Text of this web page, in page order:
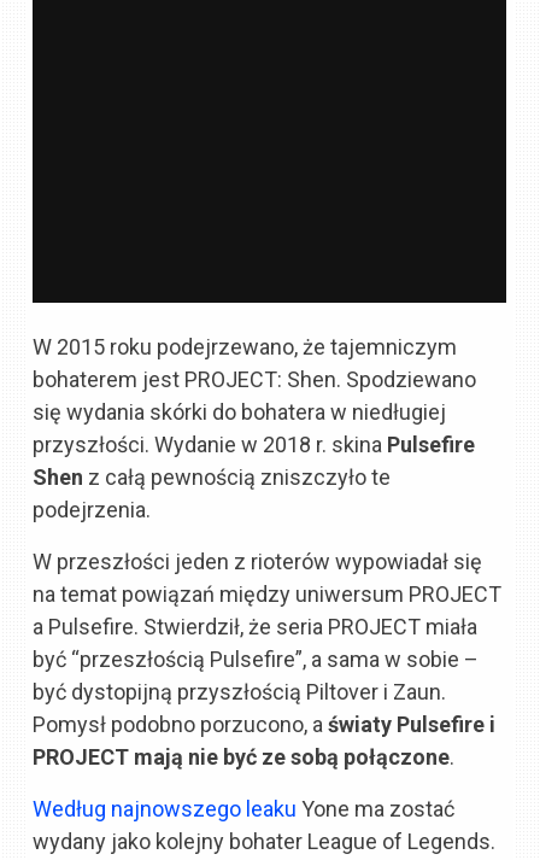
W 2015 roku podejrzewano, że tajemniczym
bohaterem jest PROJECT: Shen. Spodziewano
się wydania skórki do bohatera w niedługiej
przyszłości. Wydanie w 2018 r. skina Pulsefire
Shen z całą pewnością zniszczyło te
podejrzenia.
W przeszłości jeden z rioterów wypowiadał się
na temat powiązań między uniwersum PROJECT
a Pulsefire. Stwierdził, że seria PROJECT miała
być “przeszłością Pulsefire”, a sama w sobie –
być dystopijną przyszłością Piltover i Zaun.
Pomysł podobno porzucono, aświaty Pulsefire i
PROJECT mają nie być ze sobą połączone.
Według najnowszego leaku Yone ma zostać
wydany jako kolejny bohater League of Legends.